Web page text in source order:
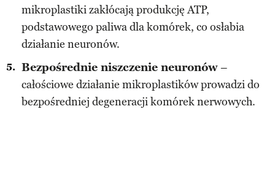
mikroplastiki zakłócają produkcję ATP,
podstawowego paliwa dla komórek, co osłabia
działanie neuronów.
Bezpośrednie niszczenie neuronów–
całościowe działanie mikroplastików prowadzi do
bezpośredniej degeneracji komórek nerwowych.